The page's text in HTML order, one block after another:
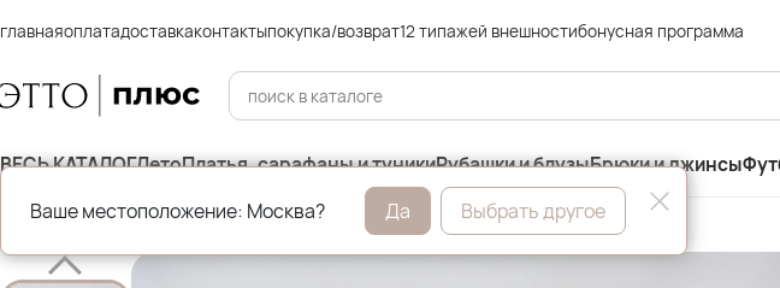
главнаяоплатадоставкаконтактыпокупка/возврат12 типажей внешностибонусная программа
ВЕСЬ КАТАЛОГЛетоПлатья, сарафаны и туникиРубашки и блузыБрюки и джинсы
Главная Футболки, майки и топы
Ваше местоположение: Москва? Да Выбрать другое